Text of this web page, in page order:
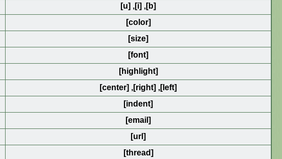
[b]
,
[i]
,
[u]
[color]
[size]
[font]
[highlight]
[left]
,
[right]
,
[center]
[indent]
[email]
[url]
[thread]